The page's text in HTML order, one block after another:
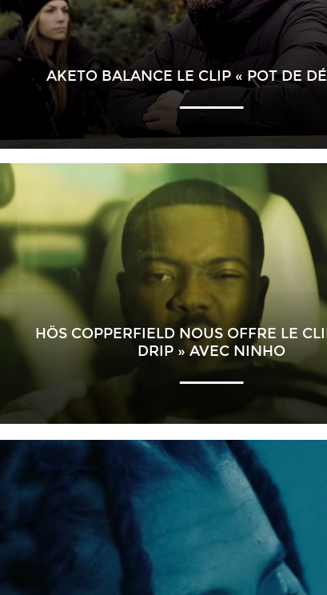
AKETO BALANCE LE CLIP « POT DE
HÖS COPPERFIELD NOUS OFFRE LE
DRIP » AVEC NINHO